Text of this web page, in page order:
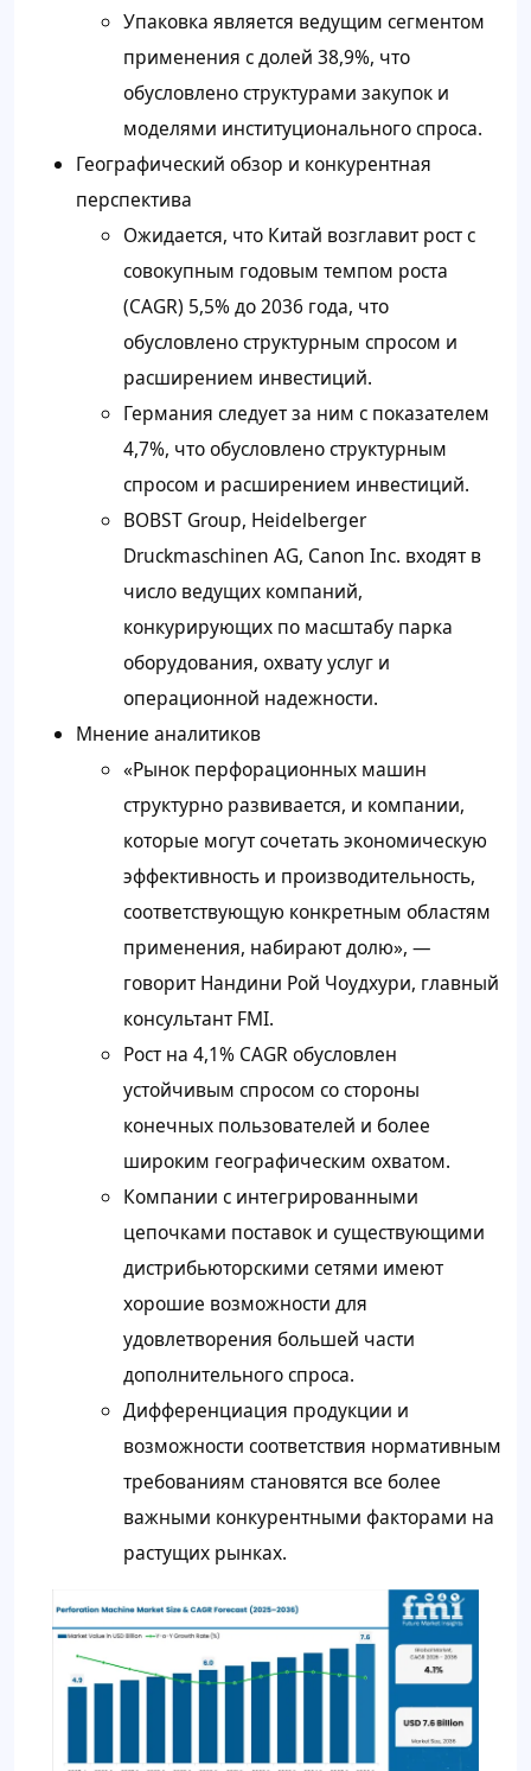
Упаковка является ведущим сегментом
применения с долей 38,9%, что
обусловлено структурами закупок и
моделями институционального спроса.
Географический обзор и конкурентная
перспектива
Ожидается, что Китай возглавит рост с
совокупным годовым темпом роста
(CAGR) 5,5% до 2036 года, что
обусловлено структурным спросом и
расширением инвестиций.
Германия следует за ним с показателем
4,7%, что обусловлено структурным
спросом и расширением инвестиций.
BOBST Group, Heidelberger
Druckmaschinen AG, Canon Inc. входят в
число ведущих компаний,
конкурирующих по масштабу парка
оборудования, охвату услуг и
операционной надежности.
Мнение аналитиков
«Рынок перфорационных машин
структурно развивается, и компании,
которые могут сочетать экономическую
эффективность и производительность,
соответствующую конкретным областям
применения, набирают долю», —
говорит Нандини Рой Чоудхури, главный
консультант FMI.
Рост на 4,1% CAGR обусловлен
устойчивым спросом со стороны
конечных пользователей и более
широким географическим охватом.
Компании с интегрированными
цепочками поставок и существующими
дистрибьюторскими сетями имеют
хорошие возможности для
удовлетворения большей части
дополнительного спроса.
Дифференциация продукции и
возможности соответствия нормативным
требованиям становятся все более
важными конкурентными факторами на
растущих рынках.